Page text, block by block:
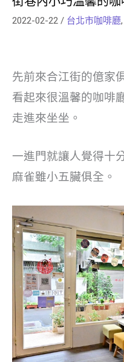
2022-02-22 / 台北市咖啡廳,
先前來合江街的億家
看起來很溫馨的咖啡
走進來坐坐。
一進門就讓人覺得十
麻雀雖小五臟俱全。